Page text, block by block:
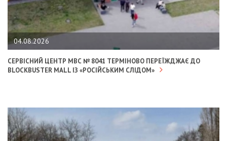
04.08.2026
СЕРВІСНИЙ ЦЕНТР МВС № 8041 ТЕРМІНОВО ПЕРЕЇЖДЖАЄ ДО
BLOCKBUSTER MALL ІЗ «РОСІЙСЬКИМ СЛІДОМ»